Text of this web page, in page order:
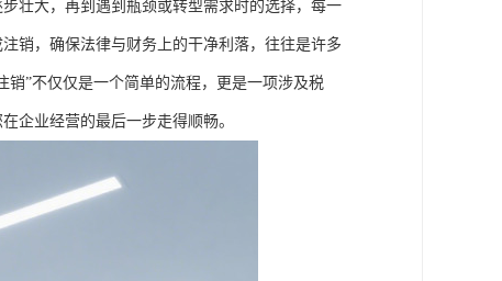
壮大，再到遇到瓶颈或转型需求时的选择，每一
销，确保法律与财务上的干净利落，往往是许多
”不仅仅是一个简单的流程，更是一项涉及税
企业经营的最后一步走得顺畅。